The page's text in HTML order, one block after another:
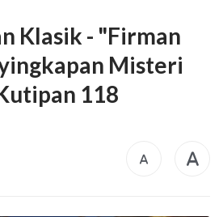
Klasik - "Firman
Misteri
118